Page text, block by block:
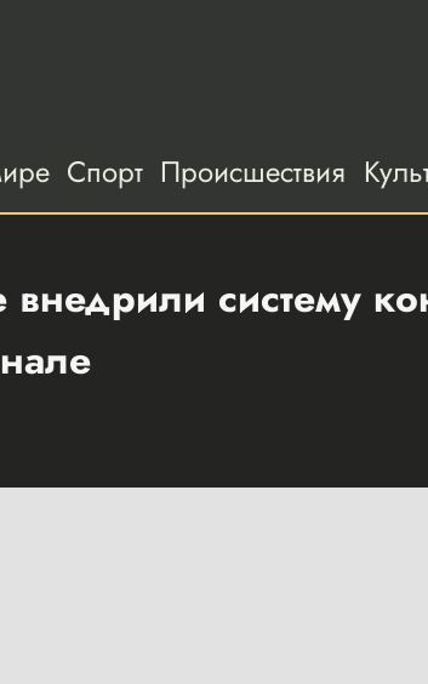
Спорт Происшествия
систему